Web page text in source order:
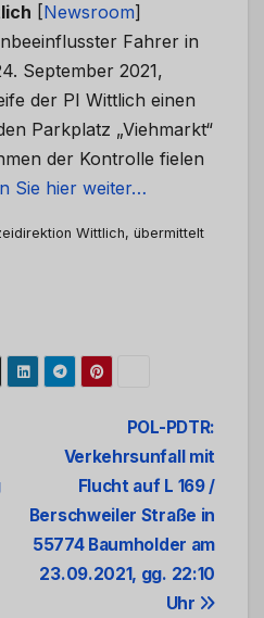
[Newsroom]
Fahrer in
September 2021,
der PI Wittlich einen
Parkplatz „Viehmarkt“
der Kontrolle fielen
Sie hier weiter…
Wittlich, übermittelt
POL-PDTR:
Verkehrsunfall mit
Flucht auf L 169 /
Berschweiler Straße in
55774 Baumholder am
23.09.2021, gg. 22:10
Uhr